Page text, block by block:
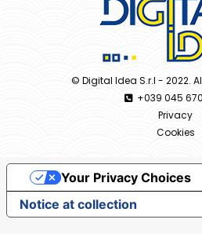
© Digital Idea S.r.l - 2022.
+039 045
Privacy
Cookies
Notice at collection
Your Privacy Choices